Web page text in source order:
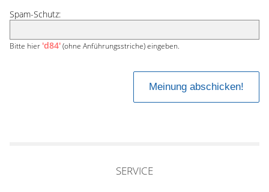
Spam-Schutz:
Bitte hier 'd84'(ohne Anführungsstriche) eingeben.
SERVICE